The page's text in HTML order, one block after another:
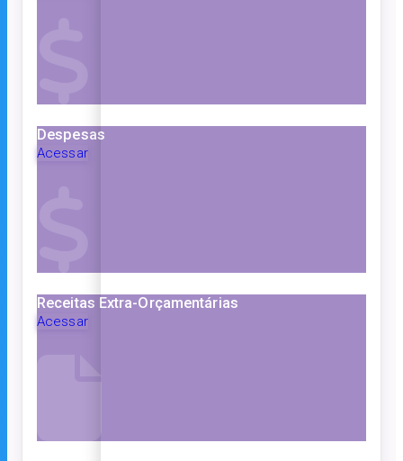
Despesas
Acessar
Receitas Extra-Orçamentárias
Acessar